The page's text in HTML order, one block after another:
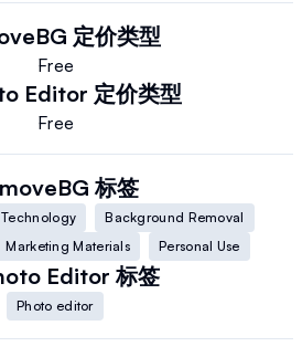
定价类型
Free
Editor 定价类型
Free
标签
Background Removal
Marketing Materials Personal Use
Editor 标签
Photo editor